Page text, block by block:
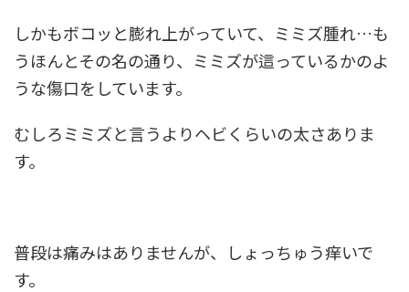
しかもボコッと膨れ上がっていて、ミミズ腫れ…も
うほんとその名の通り、ミミズが這っているかのよ
うな傷口をしています。
むしろミミズと言うよりヘビくらいの太さありま
す。
普段は痛みはありませんが、しょっちゅう痒いで
す。